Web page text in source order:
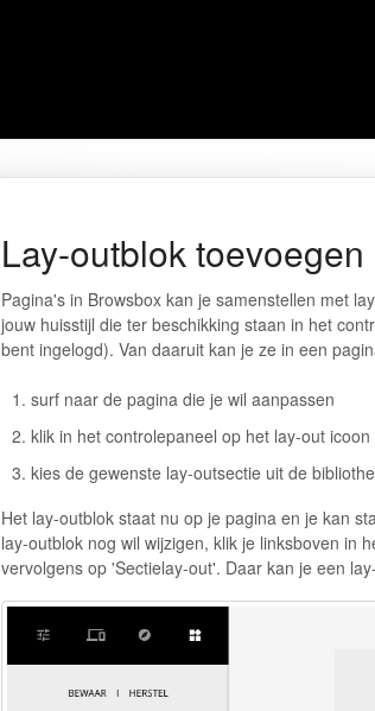
Lay-outblok toevoegen
Pagina's in Browsbox kan je samenstellen met
jouw huisstijl die ter beschikking staan in het
bent ingelogd). Van daaruit kan je ze in een
surf naar de pagina die je wil aanpassen
klik in het controlepaneel op het lay-out icoon
kies de gewenste lay-outsectie uit de
Het lay-outblok staat nu op je pagina en je kan
lay-outblok nog wil wijzigen, klik je linksboven in
vervolgens op 'Sectielay-out'. Daar kan je een